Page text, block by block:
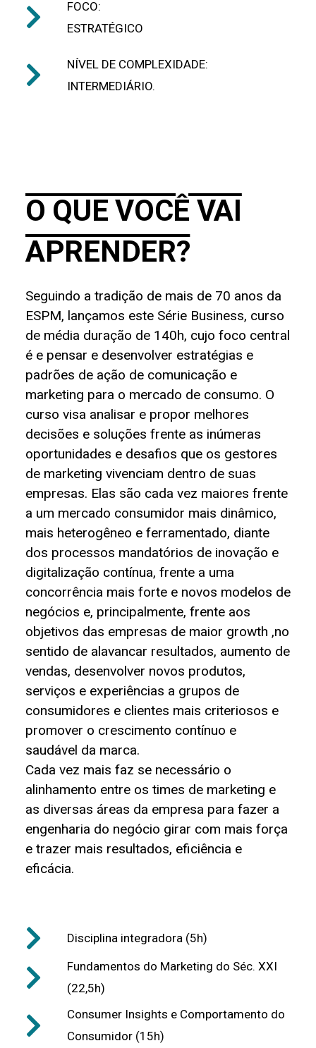
FOCO:
ESTRATÉGICO
NÍVEL DE COMPLEXIDADE:
INTERMEDIÁRIO.
O QUE VOCÊ VAI
APRENDER?
Seguindo a tradição de mais de 70 anos da
ESPM, lançamos este Série Business, curso
de média duração de 140h, cujo foco central
é e pensar e desenvolver estratégias e
padrões de ação de comunicação e
marketing para o mercado de consumo. O
curso visa analisar e propor melhores
decisões e soluções frente as inúmeras
oportunidades e desafios que os gestores
de marketing vivenciam dentro de suas
empresas. Elas são cada vez maiores frente
a um mercado consumidor mais dinâmico,
mais heterogêneo e ferramentado, diante
dos processos mandatórios de inovação e
digitalização contínua, frente a uma
concorrência mais forte e novos modelos de
negócios e, principalmente, frente aos
objetivos das empresas de maior growth ,no
sentido de alavancar resultados, aumento de
vendas, desenvolver novos produtos,
serviços e experiências a grupos de
consumidores e clientes mais criteriosos e
promover o crescimento contínuo e
saudável da marca.
Cada vez mais faz se necessário o
alinhamento entre os times de marketing e
as diversas áreas da empresa para fazer a
engenharia do negócio girar com mais força
e trazer mais resultados, eficiência e
eficácia.
Disciplina integradora (5h)
Fundamentos do Marketing do Séc. XXI
(22,5h)
Consumer Insights e Comportamento do
Consumidor (15h)